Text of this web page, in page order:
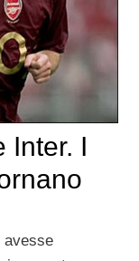
Inter. I
avesse